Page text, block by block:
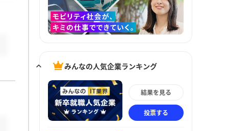
みんなの人気企業ランキング
結果を見る
投票する